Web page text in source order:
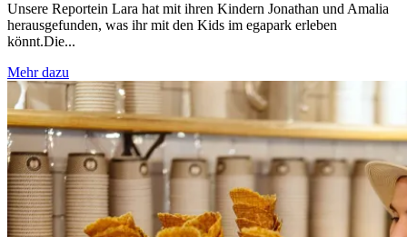
Unsere Reportein Lara hat mit ihren Kindern Jonathan und Amalia
herausgefunden, was ihr mit den Kids im egapark erleben
könnt.Die...
Mehr dazu